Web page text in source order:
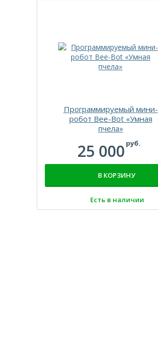
Программируемый мини-
робот Bee-Bot «Умная
пчела»
25 000руб.
В КОРЗИНУ
Есть в наличии